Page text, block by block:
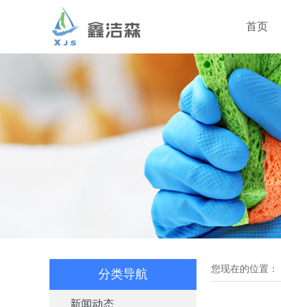
首页
分类导航
新闻动态
您现在的位置：